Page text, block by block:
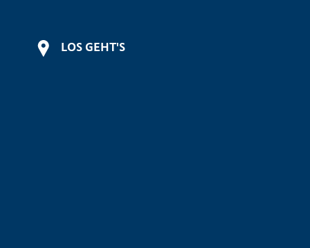
LOS GEHT'S